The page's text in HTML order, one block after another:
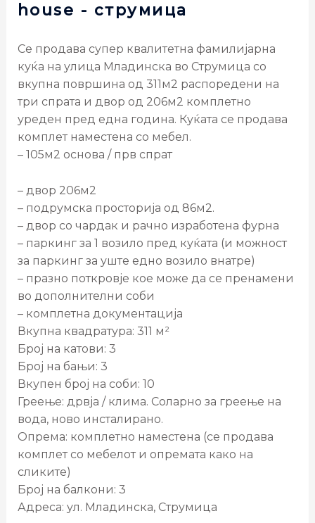
house - струмица
Се продава супер квалитетна фамилијарна
куќа на улица Младинска во Струмица со
вкупна површина од 311м2 распоредени на
три спрата и двор од 206м2 комплетно
уреден пред една година. Куќата се продава
комплет наместена со мебел.
– 105м2 основа / прв спрат
– двор 206м2
– подрумска просторија од 86м2.
– двор со чардак и рачно изработена фурна
– паркинг за 1 возило пред куќата (и можност
за паркинг за уште едно возило внатре)
– празно поткровје кое може да се пренамени
во дополнителни соби
– комплетна документација
Вкупна квадратура: 311 м²
Број на катови: 3
Број на бањи: 3
Вкупен број на соби: 10
Греење: дрвја / клима. Соларно за греење на
вода, ново инсталирано.
Опрема: комплетно наместена (се продава
комплет со мебелот и опремата како на
сликите)
Број на балкони: 3
Адреса: ул. Младинска, Струмица